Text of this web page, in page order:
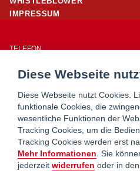
IMPRESSUM
TELEFON
E-MAIL
WOHNSERVICE WIEN
WOHNBERATUNG WIEN
MIETERHILFE
Diese Webseite
Diese Webseite nutzt Cookies.
funktionale Cookies, die
wesentliche Funktionen der
Tracking Cookies, um die
Tracking Cookies werden erst
Mehr Informationen . Sie
jederzeit widerrufen oder in den